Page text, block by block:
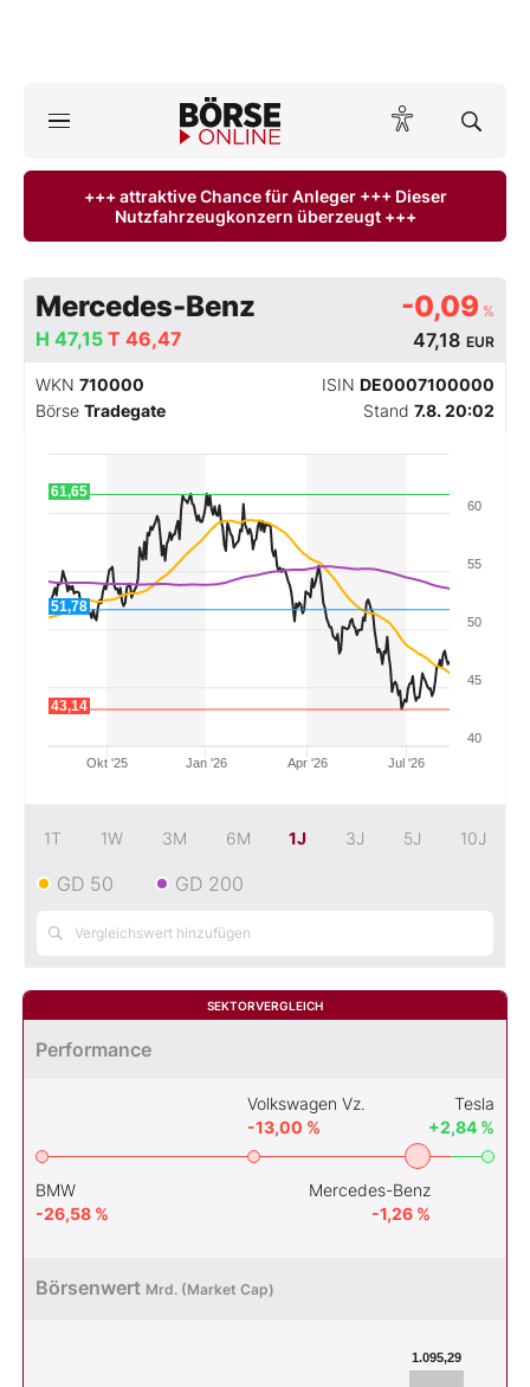
ktuelle Ausgabe BÖRSE ONLINE lesen
Finanz-Check
Abo & Shop
BO-Musterdepots
Experten
Mein B:O
+++ attraktive Chance für Anleger +++ Dieser
Nutzfahrzeugkonzern überzeugt +++
Mercedes-Benz -0,09 %
47,18 EUR
H 47,15 T 46,47
WKN 710000 ISIN DE0007100000
Börse Tradegate Stand 7.8. 20:02
Jan '26 Jul '26
Okt '25 Apr '26
40
50
60
45
55
51,78
43,14
61,65
1T 1W 3M 6M 1J 3J 5J 10J
GD 50 GD 200
SEKTORVERGLEICH
Performance
BMW
-26,58 %
Volkswagen Vz.
-13,00 %
Mercedes-Benz
-1,26 %
Tesla
+2,84 %
Börsenwert Mrd. (Market Cap)
1.095,29